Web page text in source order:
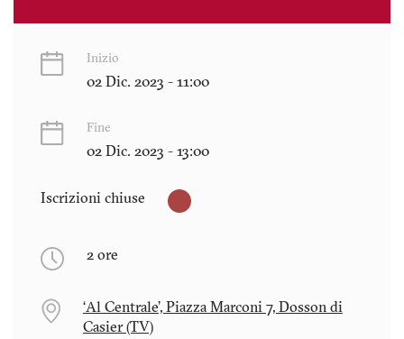
Inizio
02 Dic. 2023 - 11:00
Fine
02 Dic. 2023 - 13:00
Iscrizioni chiuse
2 ore
‘Al Centrale’, Piazza Marconi 7, Dosson di
Casier (TV)